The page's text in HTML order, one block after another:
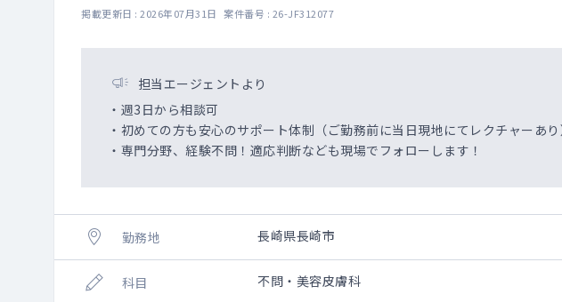
掲載更新日 : 2026年07月31日 案件番号 : 26-JF312077
担当エージェントより
・週3日から相談可
・初めての方も安心のサポート体制（ご勤務前に当日現地にてレクチャーあり
・専門分野、経験不問！適応判断なども現場でフォローします！
勤務地 長崎県長崎市
科目 不問・美容皮膚科